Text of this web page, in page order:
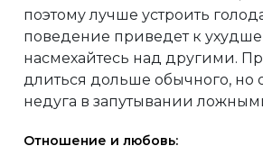
поэтому лучше устроить
поведение приведет к
насмехайтесь над другими.
длиться дольше обычного, но
недуга в запутывании
Отношение и любовь: